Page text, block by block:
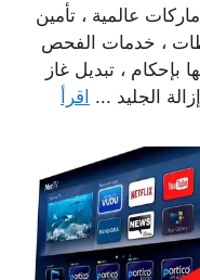
عالمية ، تأمين
، خدمات الفحص
بإحكام ، تبديل غاز
الجليد ... اقرأ